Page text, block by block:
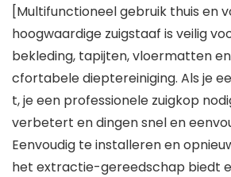
[Multifunctioneel gebruik thuis en
hoogwaardige zuigstaaf is veilig
bekleding, tapijten, vloermatten
cfortabele dieptereiniging. Als je
t, je een professionele zuigkop
verbetert en dingen snel en
Eenvoudig te installeren en
het extractie-gereedschap biedt